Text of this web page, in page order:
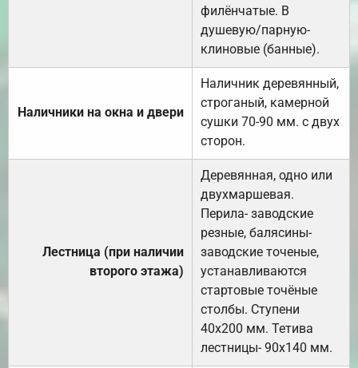
филёнчатые. В
душевую/парную-
клиновые (банные).
Наличники на окна и двери
Наличник деревянный,
строганый, камерной
сушки 70-90 мм. с двух
сторон.
Лестница (при наличии
второго этажа)
Деревянная, одно или
двухмаршевая.
Перила- заводские
резные, балясины-
заводские точеные,
устанавливаются
стартовые точёные
столбы. Ступени
40х200 мм. Тетива
лестницы- 90х140 мм.